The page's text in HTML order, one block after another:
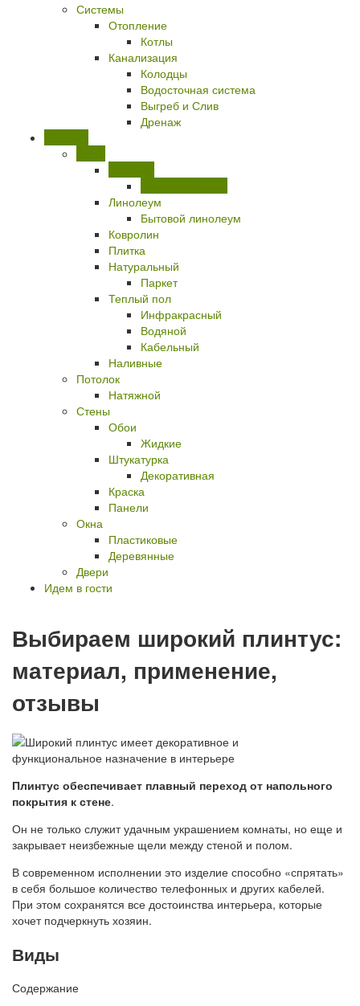
Системы
Отопление
Котлы
Канализация
Колодцы
Водосточная система
Выгреб и Слив
Дренаж
Линолеум
Бытовой линолеум
Ковролин
Плитка
Натуральный
Паркет
Теплый пол
Инфракрасный
Водяной
Кабельный
Наливные
Потолок
Натяжной
Стены
Обои
Жидкие
Штукатурка
Декоративная
Краска
Панели
Окна
Пластиковые
Деревянные
Двери
Идем в гости
Выбираем широкий плинтус:
материал, применение,
отзывы
Плинтус обеспечивает плавный переход от напольного
покрытия к стене.
Он не только служит удачным украшением комнаты, но еще и
закрывает неизбежные щели между стеной и полом.
В современном исполнении это изделие способно «спрятать»
в себя большое количество телефонных и других кабелей.
При этом сохранятся все достоинства интерьера, которые
хочет подчеркнуть хозяин.
Виды
Содержание